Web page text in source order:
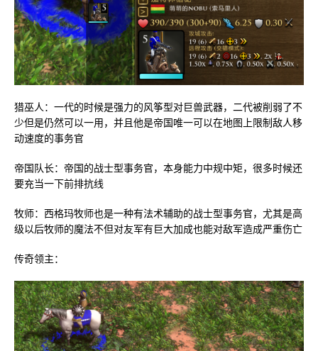
猎巫人：一代的时候是强力的风筝型对巨兽武器，二代被削弱了不
少但是仍然可以一用，并且他是帝国唯一可以在地图上限制敌人移
动速度的事务官
帝国队长：帝国的战士型事务官，本身能力中规中矩，很多时候还
要充当一下前排抗线
牧师：西格玛牧师也是一种有法术辅助的战士型事务官，尤其是高
级以后牧师的魔法不但对友军有巨大加成也能对敌军造成严重伤亡
传奇领主：